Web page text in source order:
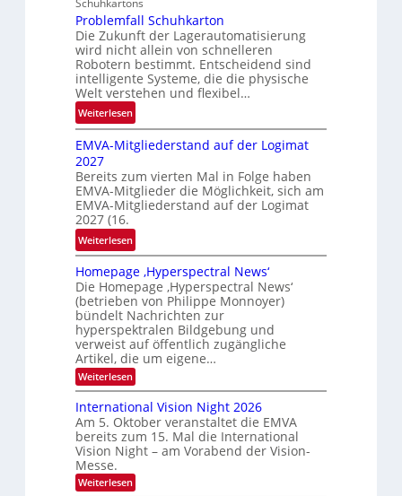
e
b
e
r
i
c
h
Problemfall Schuhkarton
Die Zukunft der Lagerautomatisierung
wird nicht allein von schnelleren
Robotern bestimmt. Entscheidend sind
intelligente Systeme, die die physische
Welt verstehen und flexibel…
Weiterlesen:
P
r
b
l
e
m
f
l
l
S
c
h
u
h
k
a
r
t
n
EMVA-Mitgliederstand auf der Logimat
2027
Bereits zum vierten Mal in Folge haben
EMVA-Mitglieder die Möglichkeit, sich am
EMVA-Mitgliederstand auf der Logimat
2027 (16.
Weiterlesen:
E
M
V
A
-
M
i
t
g
l
i
e
d
e
Homepage ‚Hyperspectral News‘
Die Homepage ‚Hyperspectral News‘
(betrieben von Philippe Monnoyer)
bündelt Nachrichten zur
hyperspektralen Bildgebung und
verweist auf öffentlich zugängliche
Artikel, die um eigene…
Weiterlesen:
H
m
e
p
a
e
‚
International Vision Night 2026
Am 5. Oktober veranstaltet die EMVA
bereits zum 15. Mal die International
Vision Night – am Vorabend der Vision-
Messe.
Weiterlesen: